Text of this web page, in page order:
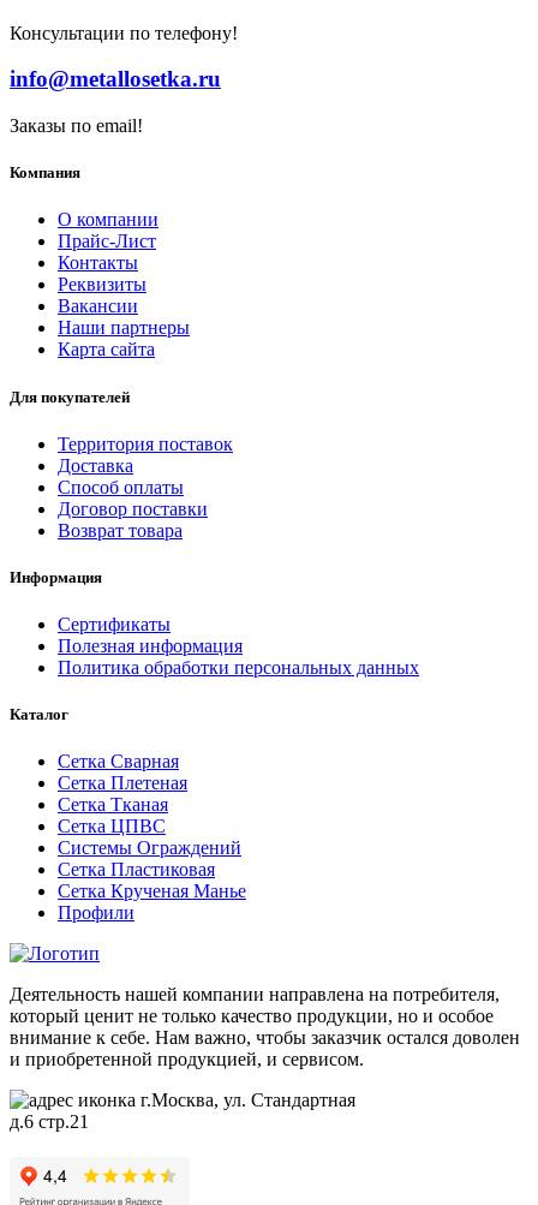
Консультации по телефону!
info@metallosetka.ru
Заказы по email!
Компания
О компании
Прайс-Лист
Контакты
Реквизиты
Вакансии
Наши партнеры
Карта сайта
Для покупателей
Территория поставок
Доставка
Способ оплаты
Договор поставки
Возврат товара
Информация
Сертификаты
Полезная информация
Политика обработки персональных данных
Каталог
Сетка Сварная
Сетка Плетеная
Сетка Тканая
Сетка ЦПВС
Системы Ограждений
Сетка Пластиковая
Сетка Крученая Манье
Профили
Деятельность нашей компании направлена на потребителя,
который ценит не только качество продукции, но и особое
внимание к себе. Нам важно, чтобы заказчик остался доволен
и приобретенной продукцией, и сервисом.
г.Москва, ул. Стандартная
д.6 стр.21